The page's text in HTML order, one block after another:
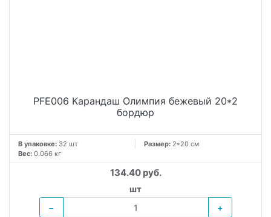
PFE006 Карандаш Олимпия бежевый 20*2
бордюр
В упаковке: 32 шт Размер: 2*20 см
Вес: 0.066 кг
134.40 руб.
шт
−
+